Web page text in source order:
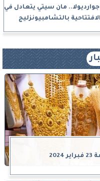
مان سيتي يتعادل في
بالتشامبيونزليج